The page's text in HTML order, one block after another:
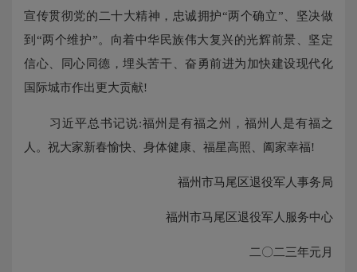
宣传贯彻党的二十大精神，忠诚拥护“两个确立”、坚决做
到“两个维护”。向着中华民族伟大复兴的光辉前景、坚定
信心、同心同德，埋头苦干、奋勇前进为加快建设现代化
国际城市作出更大贡献!
习近平总书记说:福州是有福之州，福州人是有福之
人。祝大家新春愉快、身体健康、福星高照、阖家幸福!
福州市马尾区退役军人事务局
福州市马尾区退役军人服务中心
二〇二三年元月